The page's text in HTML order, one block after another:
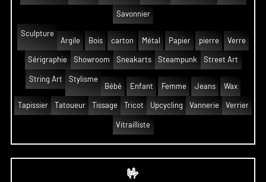
Savonnier
Sculpture
Argile
Bois carton Métal Papier pierre Verre
Sérigraphie Showroom Sneakarts Steampunk Street Art
String Art
Stylisme
Bébé
Enfant Femme Jeans Wax
Tapissier Tatoueur Tissage Tricot Upcycling Vannerie Verrier
Vitrailliste
🤟